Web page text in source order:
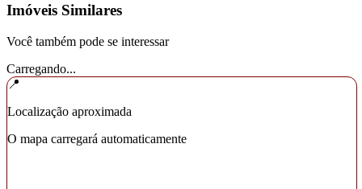
Imóveis Similares
Você também pode se interessar
Carregando...
📍
Localização aproximada
O mapa carregará automaticamente